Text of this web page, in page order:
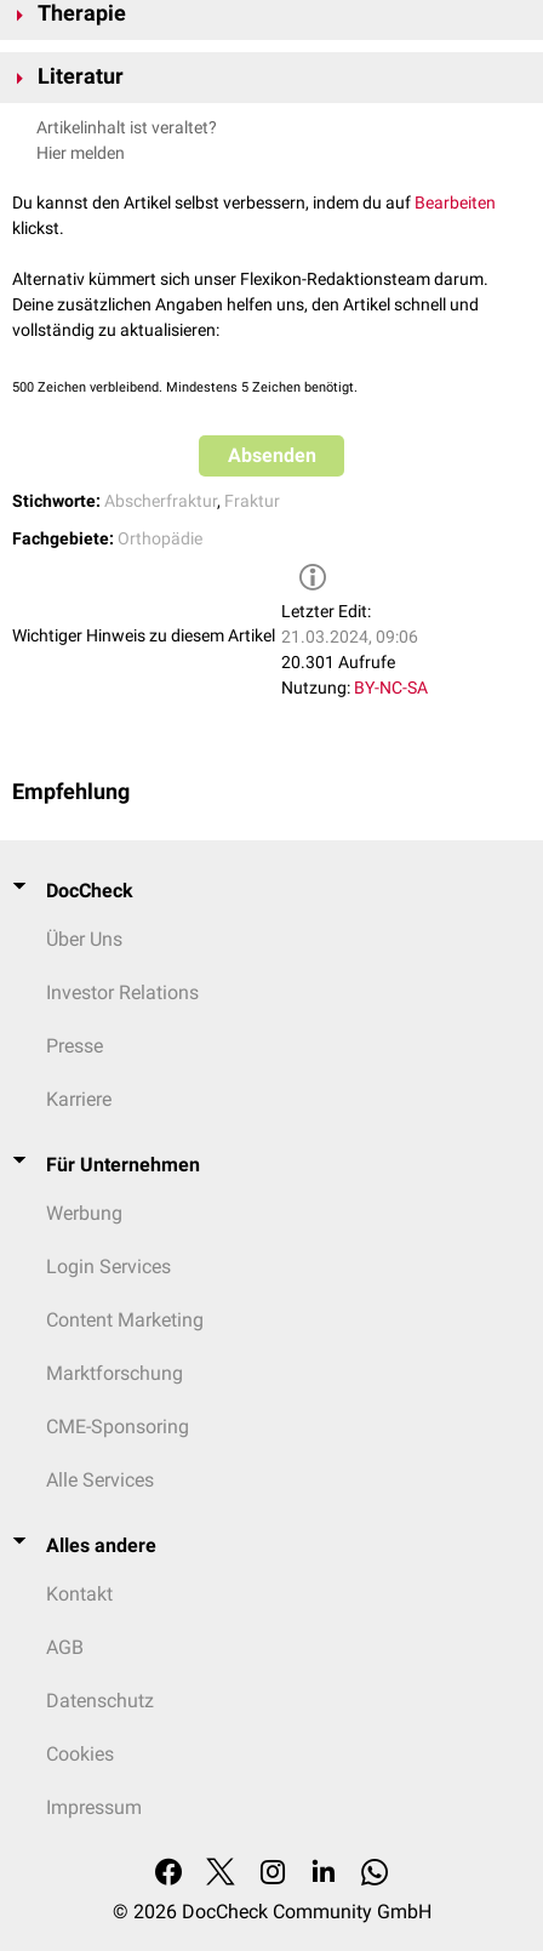
nachgewiesen werden.
Therapie
wird der "Flake" fixiert oder entfernt, damit resultierende Knorpelschäden
Literatur
Pitzl, Die Patella aus orthopädischer und sportmedizinischer
Sicht, Schattauer, 2005
am 21.12.2022
Artikelinhalt ist veraltet?
Hier melden
Du kannst den Artikel selbst verbessern, indem du auf Bearbeiten
klickst.
Alternativ kümmert sich unser Flexikon-Redaktionsteam darum.
Deine zusätzlichen Angaben helfen uns, den Artikel schnell und
vollständig zu aktualisieren:
500 Zeichen verbleibend. Mindestens 5 Zeichen benötigt.
Absenden
Stichworte: Abscherfraktur, Fraktur
Fachgebiete: Orthopädie
Wichtiger Hinweis zu diesem Artikel
Letzter Edit:
21.03.2024, 09:06
20.301 Aufrufe
Nutzung: BY-NC-SA
Empfehlung
DocCheck
Über Uns
Investor Relations
Presse
Karriere
Für Unternehmen
Werbung
Login Services
Content Marketing
Marktforschung
CME-Sponsoring
Alle Services
Alles andere
Kontakt
AGB
Datenschutz
Cookies
Impressum
© 2026 DocCheck Community GmbH